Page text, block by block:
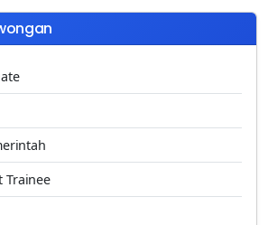
Trainee